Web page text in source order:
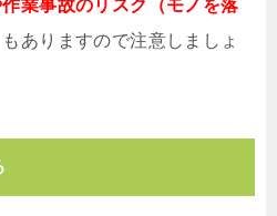
業事故のリスク（モノを落
もありますので注意しましょ